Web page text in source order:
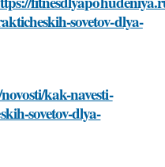
sovetov-dlya-
kak-navesti-
sovetov-dlya-